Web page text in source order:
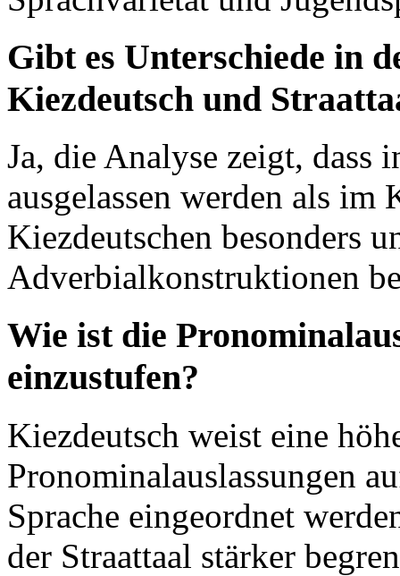
Gibt es Unterschiede in
Kiezdeutsch und
Ja, die Analyse zeigt, dass
ausgelassen werden als
Kiezdeutschen besonders
Adverbialkonstruktionen
Wie ist die
einzustufen?
Kiezdeutsch weist eine
Pronominalauslassungen
Sprache eingeordnet
der Straattaal stärker